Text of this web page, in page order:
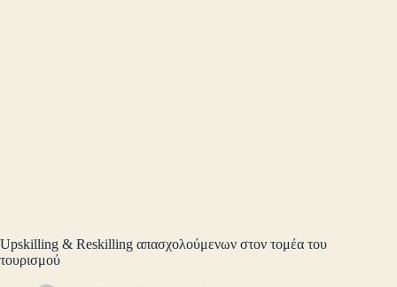
Upskilling & Reskilling απασχολούμενων στον τομέα του
τουρισμού